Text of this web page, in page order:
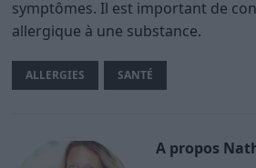
symptômes. Il est important de
allergique à une substance.
ALLERGIES SANTÉ
A propos